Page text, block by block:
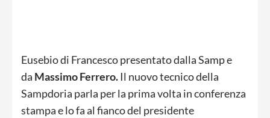
Eusebio di Francesco presentato dalla Samp e
da Massimo Ferrero.Il nuovo tecnico della
Sampdoria parla per la prima volta in conferenza
stampa e lo fa al fianco del presidente